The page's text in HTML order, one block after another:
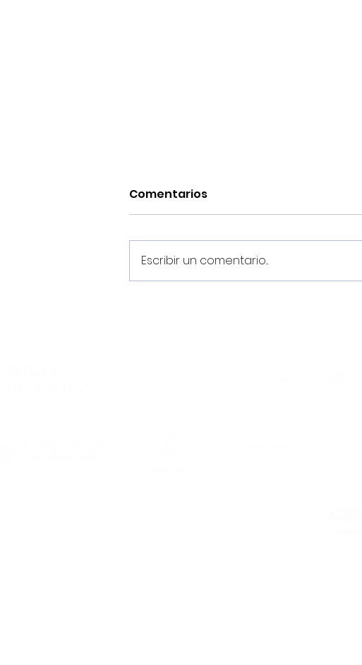
Comentarios
Escribir un comentario...